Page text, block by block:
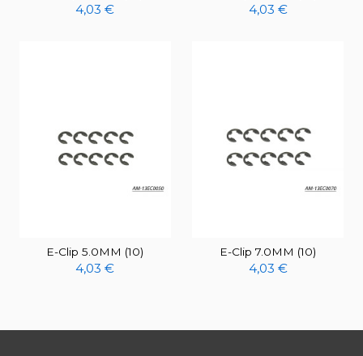
4,03 € 4,03 €
E-Clip 5.0MM (10)
4,03 €
E-Clip 7.0MM (10)
4,03 €